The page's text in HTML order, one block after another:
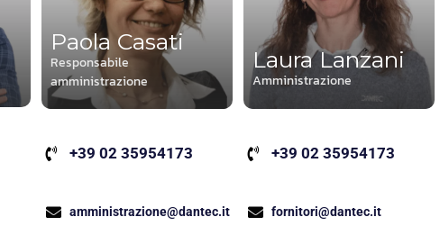
Paola Casati
Responsabile
amministrazione
+39 02 35954173
amministrazione@dantec.it
Laura Lanzani
Amministrazione
+39 02 35954173
fornitori@dantec.it